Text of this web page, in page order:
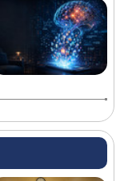
حسینیه قوجان؛